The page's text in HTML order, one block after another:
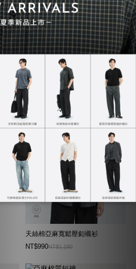
超級重磅TEE
NT$748
NT$850
天絲棉亞麻寬鬆壓釦襯衫
NT$990NT$1,180